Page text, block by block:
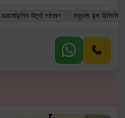
अडजॉइनिंग मेट्रो स्टेशन स्कूल्स इन विसिनिटी